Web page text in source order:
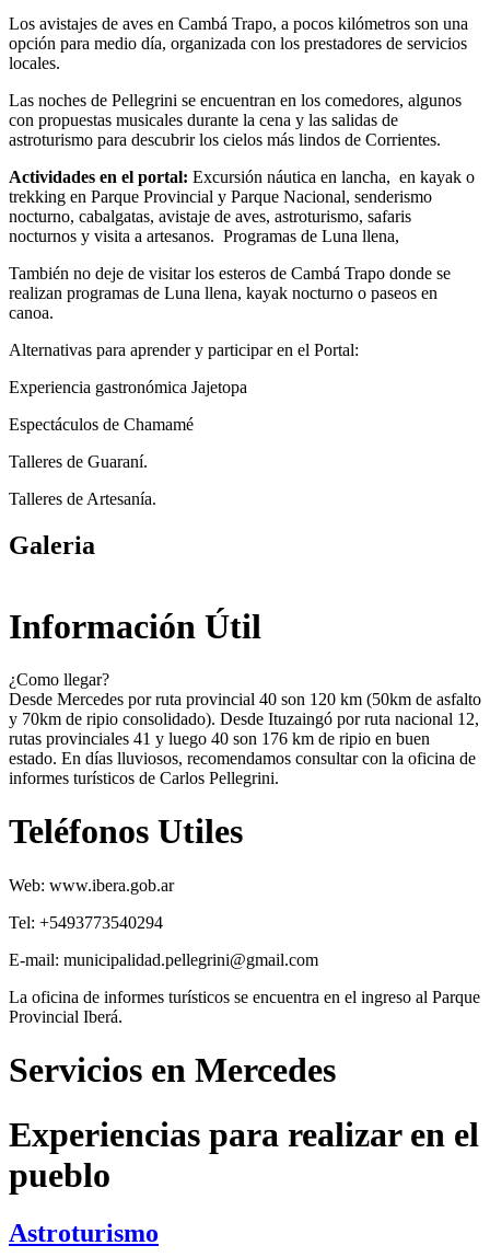
Los avistajes de aves en Cambá Trapo, a pocos kilómetros son una
opción para medio día, organizada con los prestadores de servicios
locales.
Las noches de Pellegrini se encuentran en los comedores, algunos
con propuestas musicales durante la cena y las salidas de
astroturismo para descubrir los cielos más lindos de Corrientes.
Actividades en el portal: Excursión náutica en lancha, en kayak o
trekking en Parque Provincial y Parque Nacional, senderismo
nocturno, cabalgatas, avistaje de aves, astroturismo, safaris
nocturnos y visita a artesanos. Programas de Luna llena,
También no deje de visitar los esteros de Cambá Trapo donde se
realizan programas de Luna llena, kayak nocturno o paseos en
canoa.
Alternativas para aprender y participar en el Portal:
Experiencia gastronómica Jajetopa
Espectáculos de Chamamé
Talleres de Guaraní.
Talleres de Artesanía.
Galeria
Información Útil
¿Como llegar?
Desde Mercedes por ruta provincial 40 son 120 km (50km de asfalto
y 70km de ripio consolidado). Desde Ituzaingó por ruta nacional 12,
rutas provinciales 41 y luego 40 son 176 km de ripio en buen
estado. En días lluviosos, recomendamos consultar con la oficina de
informes turísticos de Carlos Pellegrini.
Teléfonos Utiles
Web: www.ibera.gob.ar
Tel: +5493773540294
E-mail: municipalidad.pellegrini@gmail.com
La oficina de informes turísticos se encuentra en el ingreso al Parque
Provincial Iberá.
Servicios en Mercedes
Experiencias para realizar en el
pueblo
Astroturismo